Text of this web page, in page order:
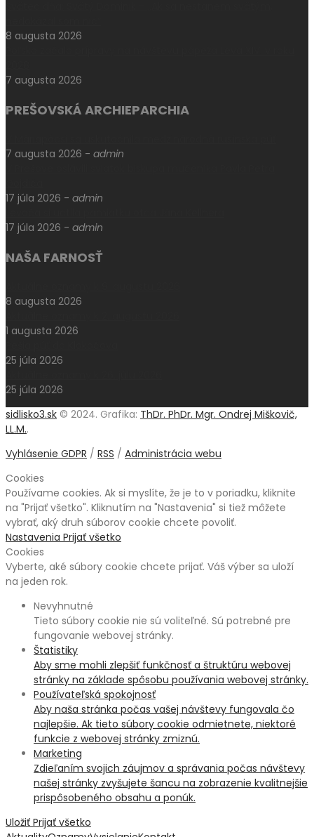
8 augusta 2026
7 augusta 2026
PREŠOVSKÁ ARCHIEPARCHIA
7 augusta 2026 - admin
17 júla 2026 - admin
17 júla 2026 - admin
NAŠA FARNOSŤ
8 augusta 2026
1 augusta 2026
25 júla 2026
25 júla 2026
sidlisko3.sk © 2024. Grafika: ThDr. PhDr. Mgr. Ondrej Miškovič,
LL.M..
Vyhlásenie GDPR / RSS / Administrácia webu
Cookies
Používame cookies. Ak si myslíte, že je to v poriadku, kliknite
na "Prijať všetko". Kliknutím na "Nastavenia" si tiež môžete
vybrať, aký druh súborov cookie chcete povoliť.
Nastavenia Prijať všetko
Cookies
Vyberte, aké súbory cookie chcete prijať. Váš výber sa uloží
na jeden rok.
Nevyhnutné
Tieto súbory cookie nie sú voliteľné. Sú potrebné pre
fungovanie webovej stránky.
Štatistiky
Aby sme mohli zlepšiť funkčnosť a štruktúru webovej
stránky na základe spôsobu používania webovej stránky.
Používateľská spokojnosť
Aby naša stránka počas vašej návštevy fungovala čo
najlepšie. Ak tieto súbory cookie odmietnete, niektoré
funkcie z webovej stránky zmiznú.
Marketing
Zdieľaním svojich záujmov a správania počas návštevy
našej stránky zvyšujete šancu na zobrazenie kvalitnejšie
prispôsobeného obsahu a ponúk.
Uložiť Prijať všetko